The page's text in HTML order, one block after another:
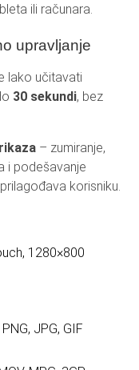
ili računara.
upravljanje
lako učitavati
30 sekundi, bez
– zumiranje,
i podešavanje
korisniku.
1280×800
JPG, GIF